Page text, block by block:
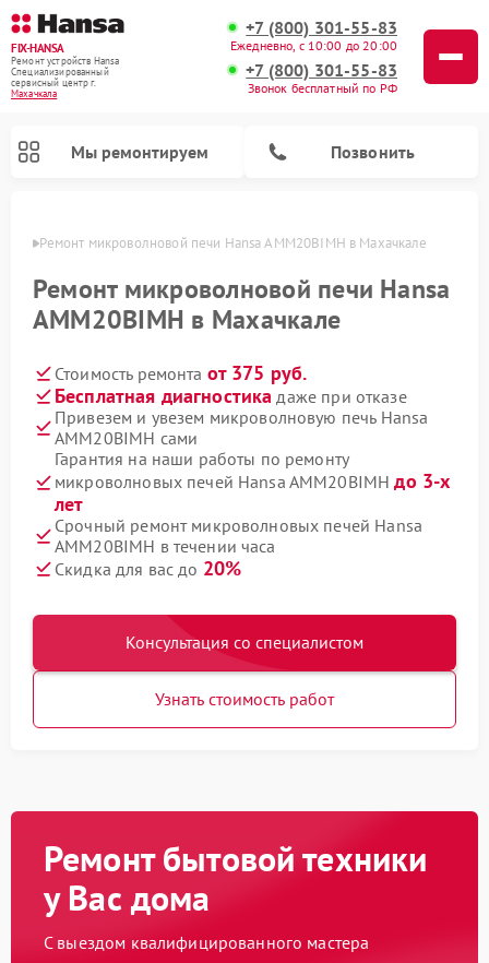
FIX-HANSA
Ремонт устройств Hansa
Специализированный
cервисный центр г.
Махачкала
+7 (800) 301-55-83
Ежедневно, с 10:00 до 20:00
+7 (800) 301-55-83
Звонок бесплатный по РФ
Мы ремонтируем Позвонить
Ремонт микроволновой печи Hansa AMM20BIMH в Махачкале
Ремонт микроволновой печи Hansa
AMM20BIMH в Махачкале
Стоимость ремонта от 375 руб.
Бесплатная диагностика даже при отказе
Привезем и увезем микроволновую печь Hansa
AMM20BIMH сами
Гарантия на наши работы по ремонту
микроволновых печей Hansa AMM20BIMHдо 3-х
лет
Срочный ремонт микроволновых печей Hansa
AMM20BIMH в течении часа
Скидка для вас до 20%
Консультация со специалистом
Узнать стоимость работ
Ремонт бытовой техники
у Вас дома
С выездом квалифицированного мастера